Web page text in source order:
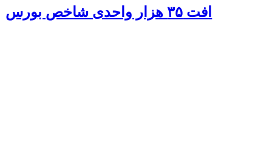
افت ۳۵ هزار واحدی شاخص بورس